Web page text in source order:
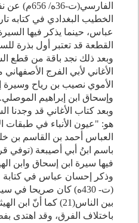
الفارسي(ت-36ه/656م) عن
الخطيب البغدادي في كتابه
عباس، حينما يذكر فيها
القطعة قد تعتبر أول بذرة
وبعد ذلك نجد باقة من قطع
الأغاني لأبي الفرج
الأموي نصيب بن رياح
وإسحاق ابن إبراهيم الموصلي.
وبعد كتاب الأغاني قد وجدنا
هو: "عيون الأنباء في طبقات
العباس أحمد بن القاسم بن
باسم ابنُ أبي أصيبعة (توفي
فيها سيرة ابن إسحاق وابن
وذكر إحسان عباس في كتابة
(ت-430ه) كان صريحا في
بين الناس(21) كما أنّ ابن
باختلاف الفرق، وقد اهتدى